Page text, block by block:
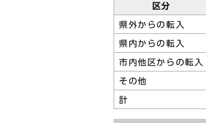
区分
県外からの転入
県内からの転入
市内他区からの転入
その他
計